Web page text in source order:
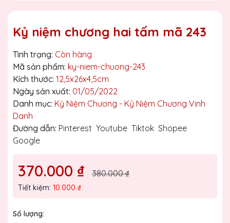
Kỷ niệm chương hai tấm mã 243
Tình trạng: Còn hàng
Mã sản phẩm: ky-niem-chuong-243
Kích thước: 12,5x26x4,5cm
Ngày sản xuất: 01/05/2022
Danh mục: Kỷ Niệm Chương - Kỷ Niệm Chương Vinh
Danh
Đường dẫn: Pinterest Youtube Tiktok Shopee
Google
370.000 ₫ 380.000 ₫
Tiết kiệm: 10.000 ₫
Số lượng: